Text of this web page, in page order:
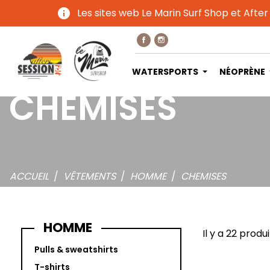
info Les sites web Le Marin Surf Shop et
WATERSPORTS NÉOPRÈNE
CHEMISES
ACCUEIL VÊTEMENTS HOMME CHEMISES
HOMME
Pulls & sweatshirts
T-shirts
Il y a 22